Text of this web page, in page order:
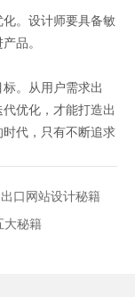
。设计师要具备敏
品。
。从用户需求出
优化，才能打造出
代，只有不断追求
口网站设计秘籍
大秘籍